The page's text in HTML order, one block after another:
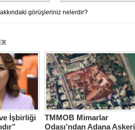
görüşleriniz nelerdir?
İşbirliği TMMOB Mimarlar
Odası’ndan Adana Askeri